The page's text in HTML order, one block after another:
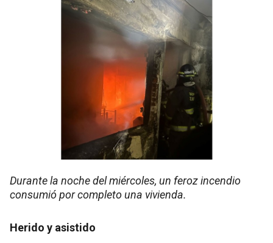
Durante la noche del miércoles, un feroz incendio
consumió por completo una vivienda.
Herido y asistido